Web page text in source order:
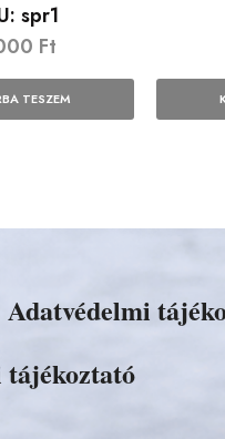
spr1
Ft
TESZEM
Adatvédelmi
tájékoztató